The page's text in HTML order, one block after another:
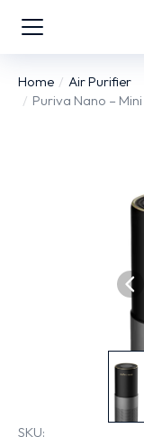
You are here:
Home
Air Purifier
Puriva Nano –
SKU: